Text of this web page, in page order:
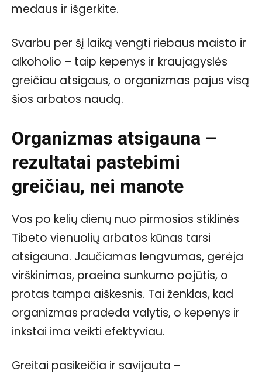
medaus ir išgerkite.
Svarbu per šį laiką vengti riebaus maisto ir
alkoholio – taip kepenys ir kraujagyslės
greičiau atsigaus, o organizmas pajus visą
šios arbatos naudą.
Organizmas atsigauna –
rezultatai pastebimi
greičiau, nei manote
Vos po kelių dienų nuo pirmosios stiklinės
Tibeto vienuolių arbatos kūnas tarsi
atsigauna. Jaučiamas lengvumas, gerėja
virškinimas, praeina sunkumo pojūtis, o
protas tampa aiškesnis. Tai ženklas, kad
organizmas pradeda valytis, o kepenys ir
inkstai ima veikti efektyviau.
Greitai pasikeičia ir savijauta –